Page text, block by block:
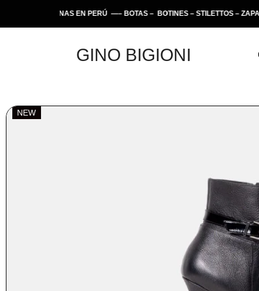
ARTESANAS EN PERÚ —– BOTAS – BOTINES – STILETTOS –
GINO BIGIONI
NEW